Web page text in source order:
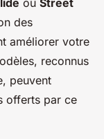
ou Street
des
améliorer votre
reconnus
peuvent
offerts par ce